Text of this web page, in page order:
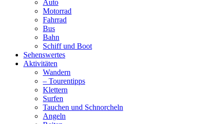
Auto
Motorrad
Fahrrad
Bus
Bahn
Schiff und Boot
Sehenswertes
Aktivitäten
Wandern
– Tourentipps
Klettern
Surfen
Tauchen und Schnorcheln
Angeln